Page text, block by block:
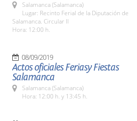
Salamanca (Salamanca)
Lugar: Recinto Ferial de la Diputación de
Salamanca. Circular II
Hora: 12:00 h.
08/09/2019
Actos oficiales Feriasy Fiestas
Salamanca
Salamanca (Salamanca)
Hora: 12:00 h. y 13:45 h.